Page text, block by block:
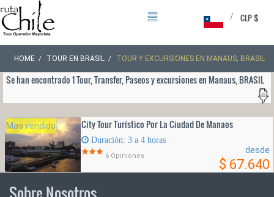
CLP $
/
HOME TOUR EN BRASIL TOUR Y EXCURSIONES EN MANAUS, BRASIL
Se han encontrado 1 Tour, Transfer, Paseos y excursiones en Manaus, BRASIL
Mas vendido City Tour Turístico Por La Ciudad De Manaos
Duración: 3 a 4 horas
6 Opiniones
desde
$ 67.640